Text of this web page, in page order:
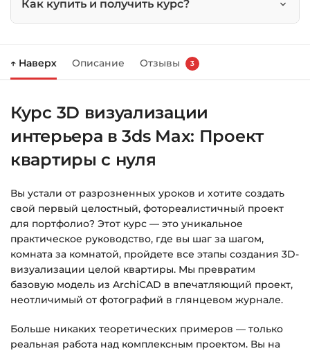
Как купить и получить курс?
Справа появится корзина — нажмите
Заполните все поля (почта и пароль).
Оплатите удобным способом (более 8
способов оплаты).
благодарности с кнопкой«Перейти к
загрузкам». Нажмите её — и откроется
страница с курсами.
Дополнительно ссылка на курс придёт вам
на email.
времени.
↑ Наверх Описание Отзывы 3
Курс 3D визуализации
интерьера в 3ds Max: Проект
квартиры с нуля
Вы устали от разрозненных уроков и хотите создать
свой первый целостный, фотореалистичный проект
для портфолио? Этот курс — это уникальное
практическое руководство, где вы шаг за шагом,
комната за комнатой, пройдете все этапы создания 3D-
визуализации целой квартиры. Мы превратим
базовую модель из ArchiCAD в впечатляющий проект,
неотличимый от фотографий в глянцевом журнале.
Больше никаких теоретических примеров — только
реальная работа над комплексным проектом. Вы на